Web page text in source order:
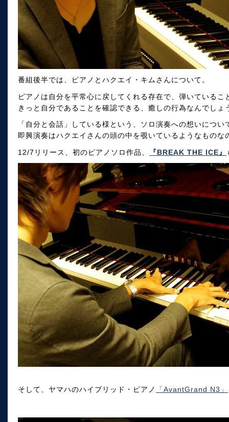
番組後半では、ピアノとハクエイ・キムさんについて。
ピアノは自分を平常心に戻してくれる存在で、弾いている
きっと自分であることを確認できる、癒しの行為なんでしょ
「自分と会話」している様という、ソロ演奏への想いにつ
即興演奏はハクエイさんの頭の中を覗いているようなものな
12/7リリース、初のピアノソロ作品、 『BREAK THE ICE』
そして、ヤマハのハイブリッド・ピアノ 「AvantGrand N3」